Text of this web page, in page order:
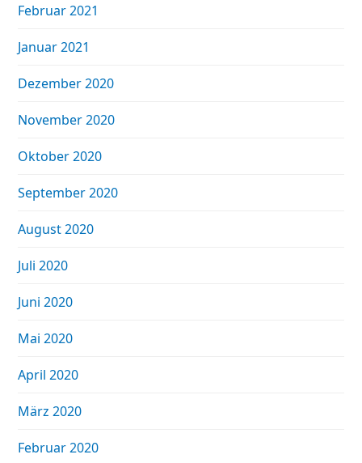
Februar 2021
Januar 2021
Dezember 2020
November 2020
Oktober 2020
September 2020
August 2020
Juli 2020
Juni 2020
Mai 2020
April 2020
März 2020
Februar 2020